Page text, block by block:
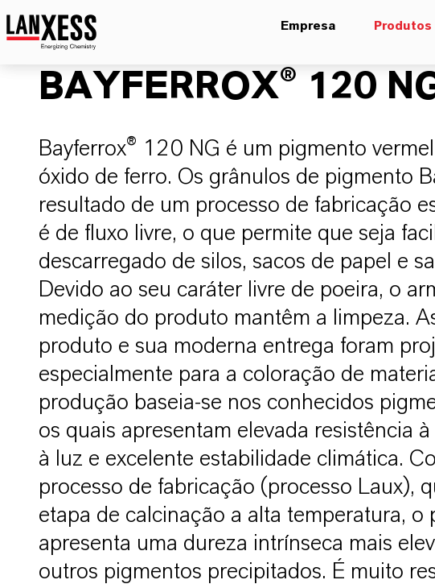
Empresa Produtos
BAYFERROX® 120
Bayferrox® 120 NG é um pigmento
óxido de ferro. Os grânulos de pigmento
resultado de um processo de fabricação
é de fluxo livre, o que permite que seja
descarregado de silos, sacos de papel e
Devido ao seu caráter livre de poeira, o
medição do produto mantêm a limpeza.
produto e sua moderna entrega foram
especialmente para a coloração de
produção baseia-se nos conhecidos
os quais apresentam elevada resistência
à luz e excelente estabilidade climática.
processo de fabricação (processo Laux),
etapa de calcinação a alta temperatura, o
apresenta uma dureza intrínseca mais
outros pigmentos precipitados. É muito